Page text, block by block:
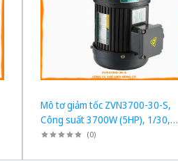
Mô tơ giảm tốc ZVN3700-30-S,
Công suất 3700W (5HP), 1/30,
Chân đế
(0)